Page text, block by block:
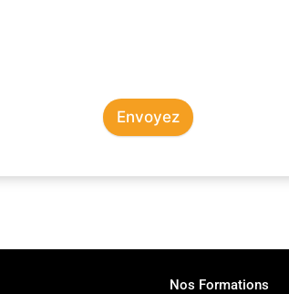
Envoyez
Nos Formations